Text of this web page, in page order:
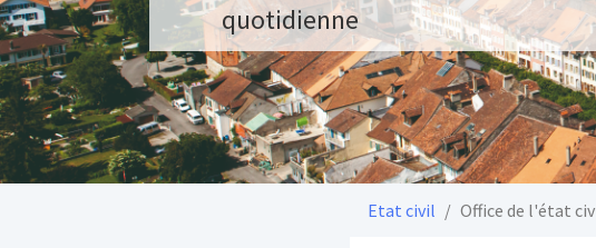
quotidienne
Etat civil Office de l'état